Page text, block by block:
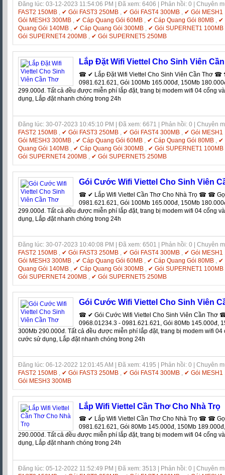
Đăng lúc: 03-12-2023 11:54:06 PM | Đã xem: 6406 | Phản hồi: 0 | Chuyên
FAST2 150MB , ✔ Gói FAST3 250MB , ✔ Gói FAST4 300MB , ✔ Gói MESH1
Gói MESH3 300MB , ✔ Cáp Quang Gói 60MB , ✔ Cáp Quang Gói 80MB , ✔
Quang Gói 140MB , ✔ Cáp Quang Gói 300MB , ✔ Gói SUPERNET1 100MB
Gói SUPERNET4 200MB , ✔ Gói SUPERNET5 250MB
Lắp Đặt Wifi Viettel Cho Sinh Viên
☎ ✔ Lắp Đặt Wifi Viettel Cho Sinh Viên Cần Thơ
0981.621.621, Gói 100Mb 165.000đ, 150Mb
299.000đ. Tất cả đều được miễn phí lắp đặt, trang bị modem wifi 04 cổng
dụng, Lắp đặt nhanh chóng trong 24h
Đăng lúc: 30-07-2023 10:45:10 PM | Đã xem: 6671 | Phản hồi: 0 | Chuyên
FAST2 150MB , ✔ Gói FAST3 250MB , ✔ Gói FAST4 300MB , ✔ Gói MESH1
Gói MESH3 300MB , ✔ Cáp Quang Gói 60MB , ✔ Cáp Quang Gói 80MB , ✔
Quang Gói 140MB , ✔ Cáp Quang Gói 300MB , ✔ Gói SUPERNET1 100MB
Gói SUPERNET4 200MB , ✔ Gói SUPERNET5 250MB
Gói Cước Wifi Viettel Cho Sinh Viên
☎ ✔ Lắp Wifi Viettel Cần Thơ Cho Nhà Trọ ☎ ☎
0981.621.621, Gói 100Mb 165.000đ, 150Mb
299.000đ. Tất cả đều được miễn phí lắp đặt, trang bị modem wifi 04 cổng
dụng, Lắp đặt nhanh chóng trong 24h
Đăng lúc: 30-07-2023 10:40:08 PM | Đã xem: 6501 | Phản hồi: 0 | Chuyên
FAST2 150MB
✔ Gói FAST3 250MB ✔ Gói FAST4 300MB
✔ Gói MESH1
Gói MESH3 300MB
✔ Cáp Quang Gói 60MB ✔ Cáp Quang Gói 80MB
✔
Quang Gói 140MB
✔ Cáp Quang Gói 300MB ✔ Gói SUPERNET1 100MB
Gói SUPERNET4 200MB
✔ Gói SUPERNET5 250MB
Gói Cước Wifi Viettel Cho Sinh Viên
☎ ✔ Gói Cước Wifi Viettel Cho Sinh Viên Cần
0968.01234.3 - 0981.621.621, Gói 80Mb 145.000đ,
300Mb 290.000đ. Tất cả đều được miễn phí lắp đặt, trang bị modem wifi
cước sử dụng, Lắp đặt nhanh chóng trong 24h
Đăng lúc: 06-12-2022 12:01:45 AM | Đã xem: 4195 | Phản hồi: 0 | Chuyên
FAST2 150MB
✔ Gói FAST3 250MB ✔ Gói FAST4 300MB
✔ Gói MESH1
Gói MESH3 300MB
Lắp Wifi Viettel Cần Thơ Cho Nhà Trọ
☎ ✔ Lắp Wifi Viettel Cần Thơ Cho Nhà Trọ ☎ ☎
0981.621.621, Gói 80Mb 145.000đ, 150Mb
290.000đ. Tất cả đều được miễn phí lắp đặt, trang bị modem wifi 04 cổng
dụng, Lắp đặt nhanh chóng trong 24h
Đăng lúc: 05-12-2022 11:52:49 PM | Đã xem: 3513 | Phản hồi: 0 | Chuyên